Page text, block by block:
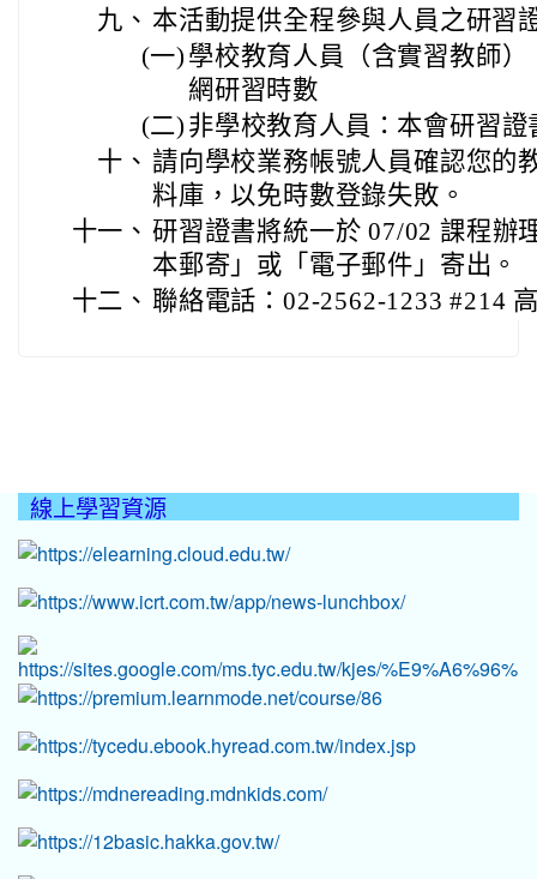
九、 本活動提供全程參與人員之研習
(一) 學校教育人員（含實習教師
網研習時數
(二) 非學校教育人員：本會研習證
十、 請向學校業務帳號人員確認您的
料庫，以免時數登錄失敗。
十一、 研習證書將統一於 07/02 課程辦
本郵寄」或「電子郵件」寄出。
十二、 聯絡電話：02-2562-1233 #214
線上學習資源